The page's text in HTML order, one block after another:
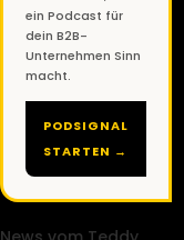
ein Podcast für
dein B2B-
Unternehmen Sinn
macht.
PODSIGNAL
STARTEN →